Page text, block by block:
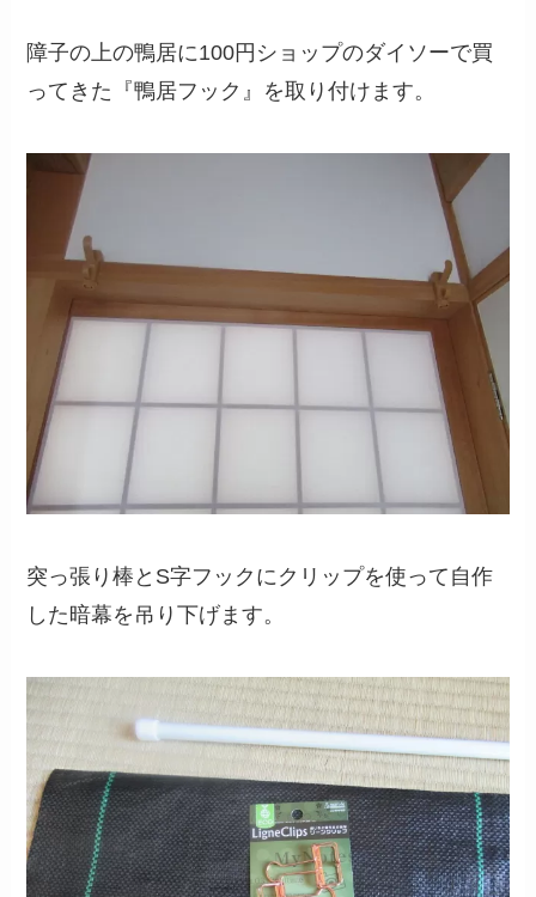
障子の上の鴨居に100円ショップのダイソーで買
ってきた『鴨居フック』を取り付けます。
突っ張り棒とS字フックにクリップを使って自作
した暗幕を吊り下げます。